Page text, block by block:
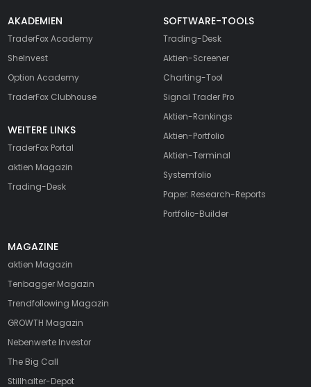
AKADEMIEN
TraderFox Academy
SheInvest
Option Academy
TraderFox Clubhouse
WEITERE LINKS
TraderFox Portal
aktien Magazin
Trading-Desk
SOFTWARE-TOOLS
Trading-Desk
Aktien-Screener
Charting-Tool
Signal Trader Pro
Aktien-Rankings
Aktien-Portfolio
Aktien-Terminal
Systemfolio
Paper: Research-Reports
Portfolio-Builder
MAGAZINE
aktien Magazin
Tenbagger Magazin
Trendfollowing Magazin
GROWTH Magazin
Nebenwerte Investor
The Big Call
Stillhalter-Depot